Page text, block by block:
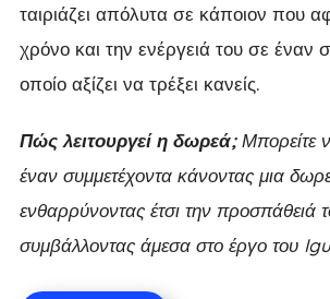
ταιριάζει απόλυτα σε κάποιον που
χρόνο και την ενέργειά του σε έναν
οποίο αξίζει να τρέξει κανείς.
Πώς λειτουργεί η δωρεά;Μπορείτε
έναν συμμετέχοντα κάνοντας μια
ενθαρρύνοντας έτσι την προσπάθειά
συμβάλλοντας άμεσα στο έργο του